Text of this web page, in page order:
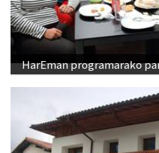
HarEman programarako